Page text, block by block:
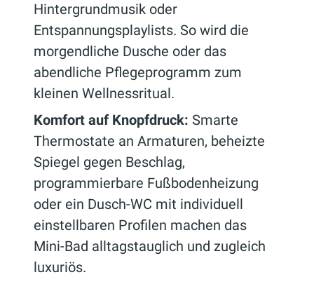
Hintergrundmusik oder
Entspannungsplaylists. So wird die
morgendliche Dusche oder das
abendliche Pflegeprogramm zum
kleinen Wellnessritual.
Komfort auf Knopfdruck: Smarte
Thermostate an Armaturen, beheizte
Spiegel gegen Beschlag,
programmierbare Fußbodenheizung
oder ein Dusch-WC mit individuell
einstellbaren Profilen machen das
Mini-Bad alltagstauglich und zugleich
luxuriös.